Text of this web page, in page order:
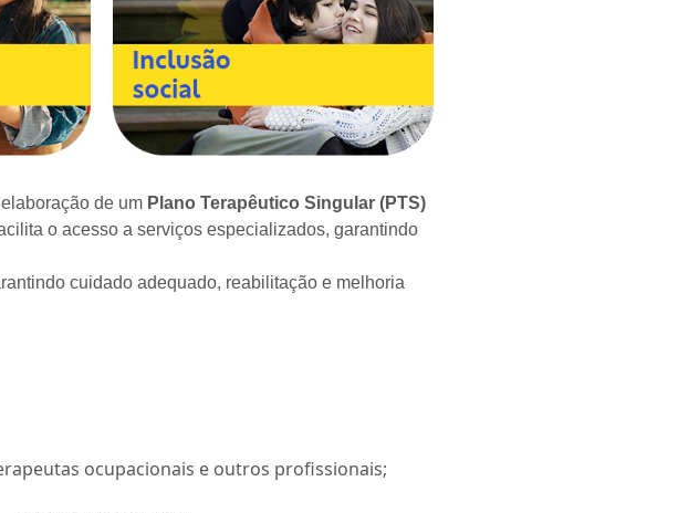
de um Plano Terapêutico Singular (PTS)
o acesso a serviços especializados, garantindo
cuidado adequado, reabilitação e melhoria
ocupacionais e outros profissionais;